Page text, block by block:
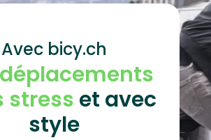
Avec bicy.ch
stress et avec
style